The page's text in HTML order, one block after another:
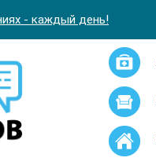
- каждый день!